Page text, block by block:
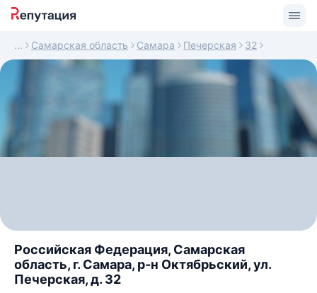
Самарская область Самара Печерская 32
Российская Федерация, Самарская
область, г. Самара, р-н Октябрьский, ул.
Печерская, д. 32